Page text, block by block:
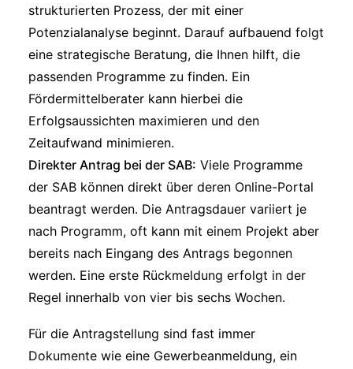
strukturierten Prozess, der mit einer
Potenzialanalyse beginnt. Darauf aufbauend folgt
eine strategische Beratung, die Ihnen hilft, die
passenden Programme zu finden. Ein
Fördermittelberater kann hierbei die
Erfolgsaussichten maximieren und den
Zeitaufwand minimieren.
Direkter Antrag bei der SAB: Viele Programme
der SAB können direkt über deren Online-Portal
beantragt werden. Die Antragsdauer variiert je
nach Programm, oft kann mit einem Projekt aber
bereits nach Eingang des Antrags begonnen
werden. Eine erste Rückmeldung erfolgt in der
Regel innerhalb von vier bis sechs Wochen.
Für die Antragstellung sind fast immer
Dokumente wie eine Gewerbeanmeldung, ein